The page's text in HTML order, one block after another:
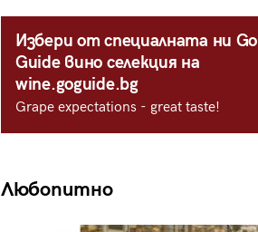
Избери от специалната ни Go
Guide вино селекция на
wine.goguide.bg
Grape expectations - great taste!
Любопитно